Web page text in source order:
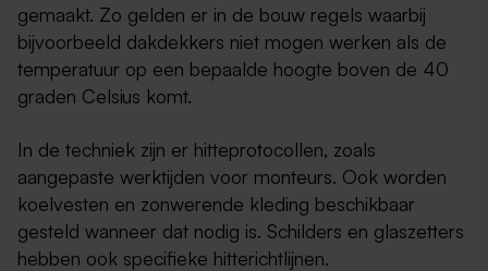
gemaakt. Zo gelden er in de bouw regels waarbij
bijvoorbeeld dakdekkers niet mogen werken als de
temperatuur op een bepaalde hoogte boven de 40
graden Celsius komt.
In de techniek zijn er hitteprotocollen, zoals
aangepaste werktijden voor monteurs. Ook worden
koelvesten en zonwerende kleding beschikbaar
gesteld wanneer dat nodig is. Schilders en glaszetters
hebben ook specifieke hitterichtlijnen.